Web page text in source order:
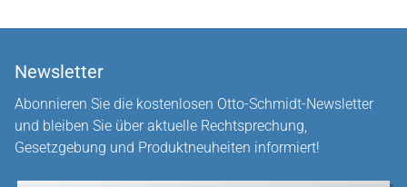
Newsletter
Abonnieren Sie die kostenlosen Otto-Schmidt-Newsletter
und bleiben Sie über aktuelle Rechtsprechung,
Gesetzgebung und Produktneuheiten informiert!